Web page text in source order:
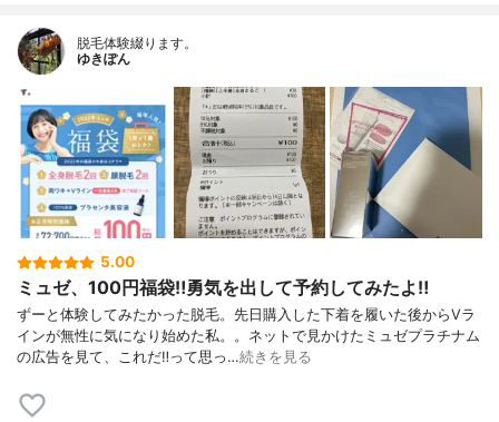
脱毛体験綴ります。
ゆきぽん
5.00
ミュゼ、100円福袋‼︎勇気を出して予約してみたよ‼︎
ずーと体験してみたかった脱毛。先日購入した下着を履いた後からVラ
インが無性に気になり始めた私。。ネットで見かけたミュゼプラチナム
の広告を見て、これだ‼︎って思っ…続きを見る